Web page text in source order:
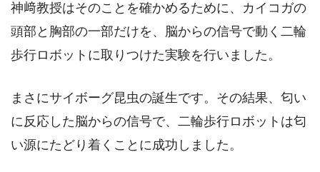
神﨑教授はそのことを確かめるために、カイコガの
頭部と胸部の一部だけを、脳からの信号で動く二輪
歩行ロボットに取りつけた実験を行いました。
まさにサイボーグ昆虫の誕生です。その結果、匂い
に反応した脳からの信号で、二輪歩行ロボットは匂
い源にたどり着くことに成功しました。